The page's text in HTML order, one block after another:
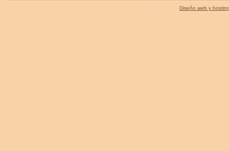
Diseño web y